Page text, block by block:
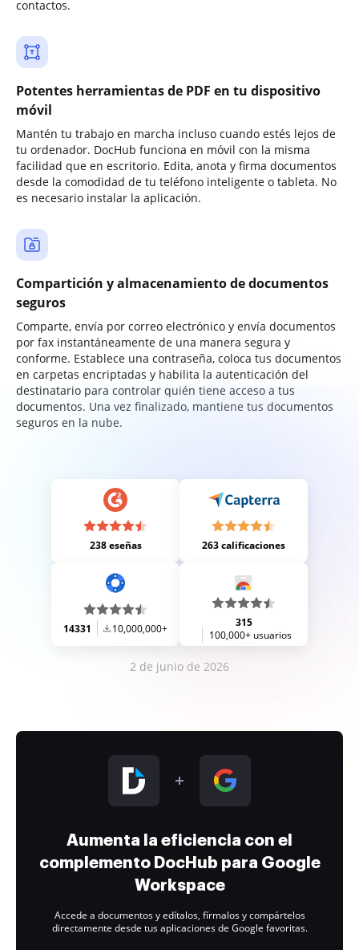
contactos.
Potentes herramientas de PDF en tu dispositivo
móvil
Mantén tu trabajo en marcha incluso cuando estés lejos de
tu ordenador. DocHub funciona en móvil con la misma
facilidad que en escritorio. Edita, anota y firma documentos
desde la comodidad de tu teléfono inteligente o tableta. No
es necesario instalar la aplicación.
Compartición y almacenamiento de documentos
seguros
Comparte, envía por correo electrónico y envía documentos
por fax instantáneamente de una manera segura y
conforme. Establece una contraseña, coloca tus documentos
en carpetas encriptadas y habilita la autenticación del
destinatario para controlar quién tiene acceso a tus
documentos. Una vez finalizado, mantiene tus documentos
seguros en la nube.
238 eseñas 263 calificaciones
14331 10,000,000+
315
100,000+ usuarios
2 de junio de 2026
Aumenta la eficiencia con el
complemento DocHub para Google
Workspace
Accede a documentos y edítalos, fírmalos y compártelos
directamente desde tus aplicaciones de Google favoritas.